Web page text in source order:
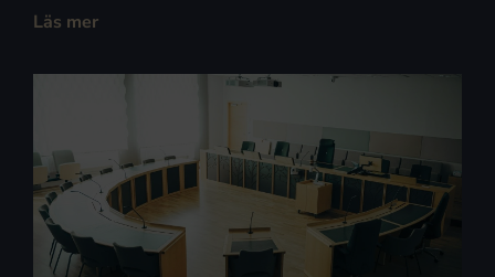
Läs mer